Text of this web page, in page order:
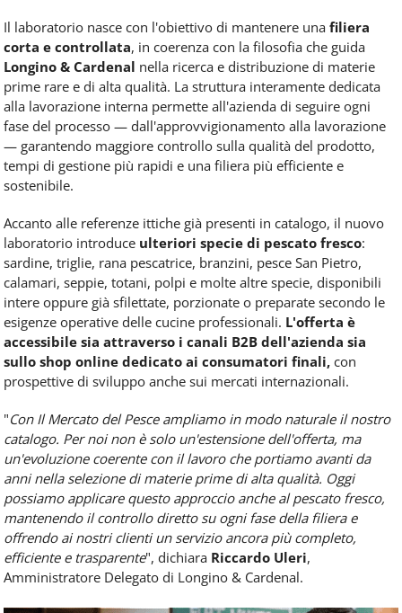
Il laboratorio nasce con l'obiettivo di mantenere una filiera
corta e controllata, in coerenza con la filosofia che guida
Longino & Cardenal nella ricerca e distribuzione di materie
prime rare e di alta qualità. La struttura interamente dedicata
alla lavorazione interna permette all'azienda di seguire ogni
fase del processo — dall'approvvigionamento alla lavorazione
— garantendo maggiore controllo sulla qualità del prodotto,
tempi di gestione più rapidi e una filiera più efficiente e
sostenibile.
Accanto alle referenze ittiche già presenti in catalogo, il nuovo
laboratorio introduce ulteriori specie di pescato fresco:
sardine, triglie, rana pescatrice, branzini, pesce San Pietro,
calamari, seppie, totani, polpi e molte altre specie, disponibili
intere oppure già sfilettate, porzionate o preparate secondo le
esigenze operative delle cucine professionali. L'offerta è
accessibile sia attraverso i canali B2B dell'azienda sia
sullo shop online dedicato ai consumatori finali, con
prospettive di sviluppo anche sui mercati internazionali.
"Con Il Mercato del Pesce ampliamo in modo naturale il nostro
catalogo. Per noi non è solo un'estensione dell'offerta, ma
un'evoluzione coerente con il lavoro che portiamo avanti da
anni nella selezione di materie prime di alta qualità. Oggi
possiamo applicare questo approccio anche al pescato fresco,
mantenendo il controllo diretto su ogni fase della filiera e
offrendo ai nostri clienti un servizio ancora più completo,
efficiente e trasparente", dichiara Riccardo Uleri,
Amministratore Delegato di Longino & Cardenal.